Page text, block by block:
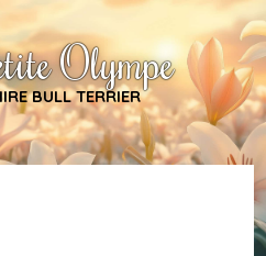
Olympe
BULL TERRIER